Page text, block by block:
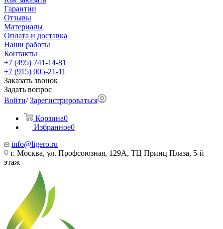
Гарантии
Отзывы
Материалы
Оплата и доставка
Наши работы
Контакты
+7 (495) 741-14-81
+7 (915) 005-21-11
Заказать звонок
Задать вопрос
Войти/Зарегистрироваться
Корзина0
Избранное0
info@ligero.ru
г. Москва, ул. Профсоюзная, 129А, ТЦ Принц Плаза, 5-й
этаж